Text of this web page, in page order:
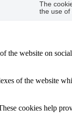
The
the use of
website on
of the website
cookies help